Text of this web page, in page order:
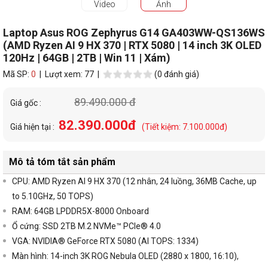
Video Ảnh
Laptop Asus ROG Zephyrus G14 GA403WW-QS136WS
(AMD Ryzen AI 9 HX 370 | RTX 5080 | 14 inch 3K OLED
120Hz | 64GB | 2TB | Win 11 | Xám)
Mã SP: 0 | Lượt xem: 77 | (0 đánh giá)
Giá gốc : 89.490.000 đ
Giá hiện tại : 82.390.000đ (Tiết kiệm: 7.100.000đ)
Mô tả tóm tắt sản phẩm
CPU: AMD Ryzen AI 9 HX 370 (12 nhân, 24 luồng, 36MB Cache, up
to 5.10GHz, 50 TOPS)
RAM: 64GB LPDDR5X-8000 Onboard
Ổ cứng: SSD 2TB M.2 NVMe™ PCIe® 4.0
VGA: NVIDIA® GeForce RTX 5080 (AI TOPS: 1334)
Màn hình: 14-inch 3K ROG Nebula OLED (2880 x 1800, 16:10),